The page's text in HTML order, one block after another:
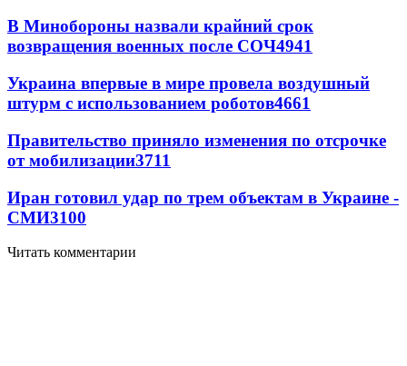
В Минобороны назвали крайний срок
возвращения военных после СОЧ4941
Украина впервые в мире провела воздушный
штурм с использованием роботов4661
Правительство приняло изменения по отсрочке
от мобилизации3711
Иран готовил удар по трем объектам в Украине -
СМИ3100
Читать комментарии